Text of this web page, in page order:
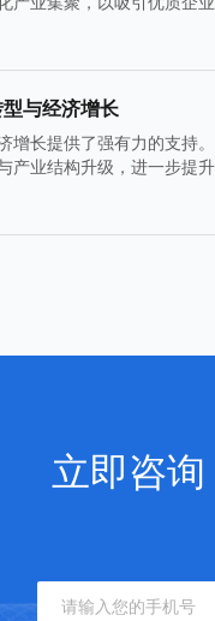
与经济增长
增长提供了强有力的支持
产业结构升级，进一步提
立即咨